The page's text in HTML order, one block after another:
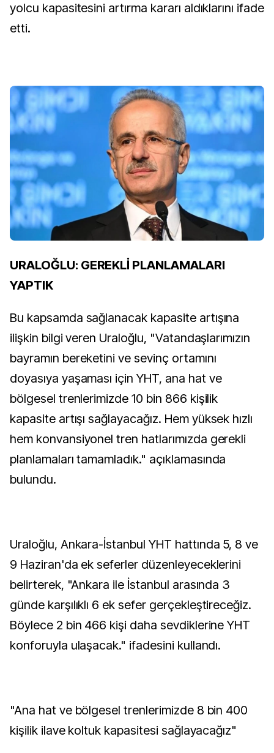
yolcu kapasitesini artırma kararı aldıklarını ifade
etti.
URALOĞLU: GEREKLİ PLANLAMALARI
YAPTIK
Bu kapsamda sağlanacak kapasite artışına
ilişkin bilgi veren Uraloğlu, "Vatandaşlarımızın
bayramın bereketini ve sevinç ortamını
doyasıya yaşaması için YHT, ana hat ve
bölgesel trenlerimizde 10 bin 866 kişilik
kapasite artışı sağlayacağız. Hem yüksek hızlı
hem konvansiyonel tren hatlarımızda gerekli
planlamaları tamamladık." açıklamasında
bulundu.
Uraloğlu, Ankara-İstanbul YHT hattında 5, 8 ve
9 Haziran'da ek seferler düzenleyeceklerini
belirterek, "Ankara ile İstanbul arasında 3
günde karşılıklı 6 ek sefer gerçekleştireceğiz.
Böylece 2 bin 466 kişi daha sevdiklerine YHT
konforuyla ulaşacak." ifadesini kullandı.
"Ana hat ve bölgesel trenlerimizde 8 bin 400
kişilik ilave koltuk kapasitesi sağlayacağız"